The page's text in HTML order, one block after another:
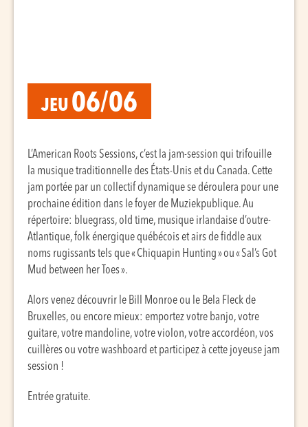
JEU 06/06
L’American Roots Sessions, c’est la jam-session qui trifouille
la musique traditionnelle des États-Unis et du Canada. Cette
jam portée par un collectif dynamique se déroulera pour une
prochaine édition dans le foyer de Muziekpublique. Au
répertoire: bluegrass, old time, musique irlandaise d’outre-
Atlantique, folk énergique québécois et airs de fiddle aux
noms rugissants tels que « Chiquapin Hunting » ou « Sal’s Got
Mud between her Toes ».
Alors venez découvrir le Bill Monroe ou le Bela Fleck de
Bruxelles, ou encore mieux: emportez votre banjo, votre
guitare, votre mandoline, votre violon, votre accordéon, vos
cuillères ou votre washboard et participez à cette joyeuse jam
session !
Entrée gratuite.